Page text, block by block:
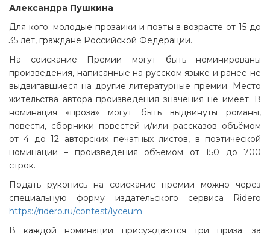
Александра Пушкина
Для кого: молодые прозаики и поэты в возрасте от 15 до
35 лет, граждане Российской Федерации.
На соискание Премии могут быть номинированы
произведения, написанные на русском языке и ранее не
выдвигавшиеся на другие литературные премии. Место
жительства автора произведения значения не имеет. В
номинация «проза» могут быть выдвинуты романы,
повести, сборники повестей и/или рассказов объёмом
от 4 до 12 авторских печатных листов, в поэтической
номинации – произведения объёмом от 150 до 700
строк.
Подать рукопись на соискание премии можно через
специальную форму издательского сервиса Ridero
https://ridero.ru/contest/lyceum
В каждой номинации присуждаются три приза: за